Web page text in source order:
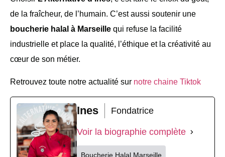
de la fraîcheur, de l’humain. C’est aussi soutenir une
boucherie halal à Marseille qui refuse la facilité
industrielle et place la qualité, l’éthique et la créativité au
cœur de son métier.
Retrouvez toute notre actualité sur notre chaine Tiktok
Ines Fondatrice
Voir la biographie complète
Boucherie Halal Marseille